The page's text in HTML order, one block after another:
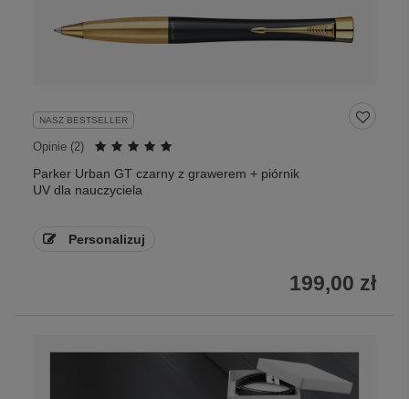
NASZ BESTSELLER
Opinie (2)
Parker Urban GT czarny z grawerem + piórnik
UV dla nauczyciela
Personalizuj
199,00 zł